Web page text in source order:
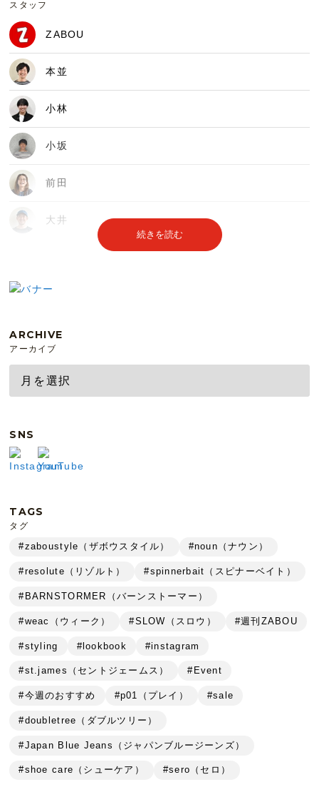
スタッフ
ZABOU
本並
小林
小坂
前田
大井
続きを読む
ARCHIVE
アーカイブ
SNS
TAGS
タグ
#zaboustyle（ザボウスタイル） #noun（ナウン）
#resolute（リゾルト） #spinnerbait（スピナーベイト）
#BARNSTORMER（バーンストーマー）
#weac（ウィーク） #SLOW（スロウ） #週刊ZABOU
#styling #lookbook #instagram
#st.james（セントジェームス） #Event
#今週のおすすめ #p01（プレイ） #sale
#doubletree（ダブルツリー）
#Japan Blue Jeans（ジャパンブルージーンズ）
#shoe care（シューケア） #sero（セロ）